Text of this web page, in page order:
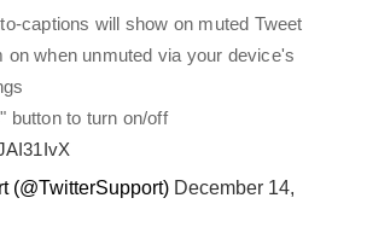
captions will show on muted Tweet
on when unmuted via your device's
button to turn on/off
(@TwitterSupport) December 14,